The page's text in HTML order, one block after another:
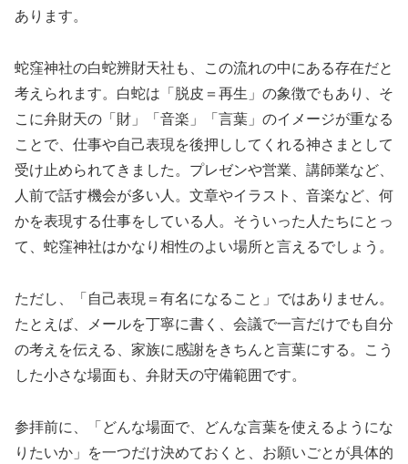
あります。
蛇窪神社の白蛇辨財天社も、この流れの中にある存在だと
考えられます。白蛇は「脱皮＝再生」の象徴でもあり、そ
こに弁財天の「財」「音楽」「言葉」のイメージが重なる
ことで、仕事や自己表現を後押ししてくれる神さまとして
受け止められてきました。プレゼンや営業、講師業など、
人前で話す機会が多い人。文章やイラスト、音楽など、何
かを表現する仕事をしている人。そういった人たちにとっ
て、蛇窪神社はかなり相性のよい場所と言えるでしょう。
ただし、「自己表現＝有名になること」ではありません。
たとえば、メールを丁寧に書く、会議で一言だけでも自分
の考えを伝える、家族に感謝をきちんと言葉にする。こう
した小さな場面も、弁財天の守備範囲です。
参拝前に、「どんな場面で、どんな言葉を使えるようにな
りたいか」を一つだけ決めておくと、お願いごとが具体的